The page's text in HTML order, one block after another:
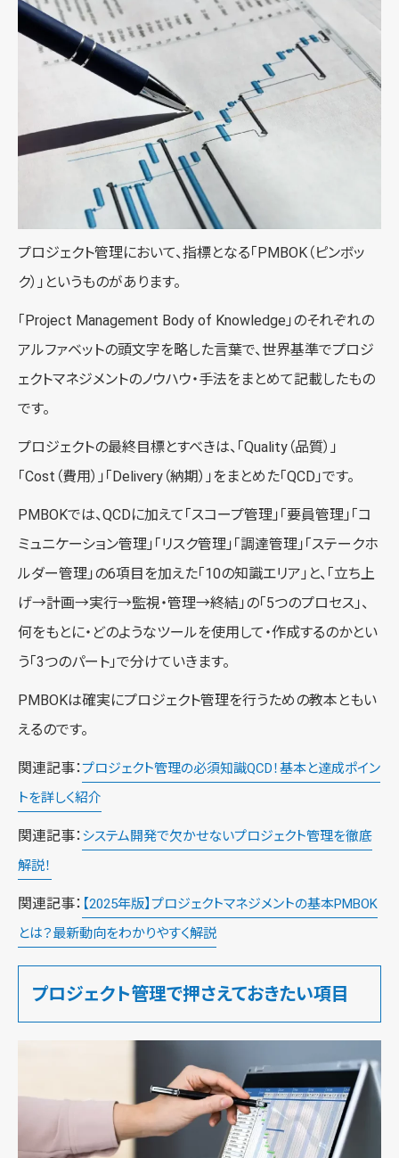
プロジェクト管理において、指標となる「PMBOK（ピンボッ
ク）」というものがあります。
「Project Management Body of Knowledge」のそれぞれの
アルファベットの頭文字を略した言葉で、世界基準でプロジ
ェクトマネジメントのノウハウ・手法をまとめて記載したもの
です。
プロジェクトの最終目標とすべきは、「Quality（品質）」
「Cost（費用）」「Delivery（納期）」をまとめた「QCD」です。
PMBOKでは、QCDに加えて「スコープ管理」「要員管理」「コ
ミュニケーション管理」「リスク管理」「調達管理」「ステークホ
ルダー管理」の6項目を加えた「10の知識エリア」と、「立ち上
げ→計画→実行→監視・管理→終結」の「5つのプロセス」、
何をもとに・どのようなツールを使用して・作成するのかとい
う「3つのパート」で分けていきます。
PMBOKは確実にプロジェクト管理を行うための教本ともい
えるのです。
関連記事：プロジェクト管理の必須知識QCD！基本と達成ポイン
トを詳しく紹介
関連記事： システム開発で欠かせないプロジェクト管理を徹底
解説！
関連記事： 【2025年版】プロジェクトマネジメントの基本PMBOK
とは？最新動向をわかりやすく解説
プロジェクト管理で押さえておきたい項目